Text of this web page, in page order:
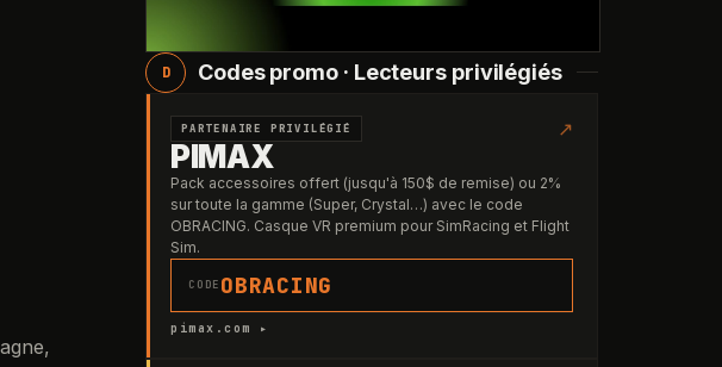
D Codes promo · Lecteurs privilégiés
PARTENAIRE PRIVILÉGIÉ ↗
PIMAX
Pack accessoires offert (jusqu'à 150$ de remise) ou 2%
sur toute la gamme (Super, Crystal…) avec le code
OBRACING. Casque VR premium pour SimRacing et Flight
Sim.
CODE OBRACING
pimax.com ▸